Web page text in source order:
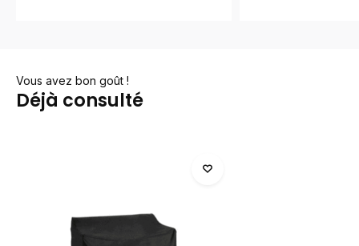
Vous avez bon goût !
Déjà consulté